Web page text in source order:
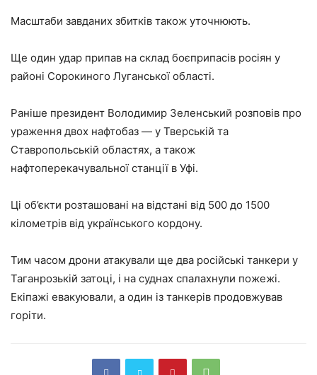
Масштаби завданих збитків також уточнюють.
Ще один удар припав на склад боєприпасів росіян у
районі Сорокиного Луганської області.
Раніше президент Володимир Зеленський розповів про
ураження двох нафтобаз — у Тверській та
Ставропольській областях, а також
нафтоперекачувальної станції в Уфі.
Ці об’єкти розташовані на відстані від 500 до 1500
кілометрів від українського кордону.
Тим часом дрони атакували ще два російські танкери у
Таганрозькій затоці, і на суднах спалахнули пожежі.
Екіпажі евакуювали, а один із танкерів продовжував
горіти.